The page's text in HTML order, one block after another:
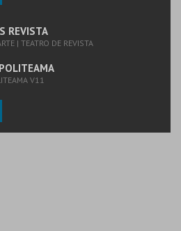
REVISTA
| TEATRO DE REVISTA
V11